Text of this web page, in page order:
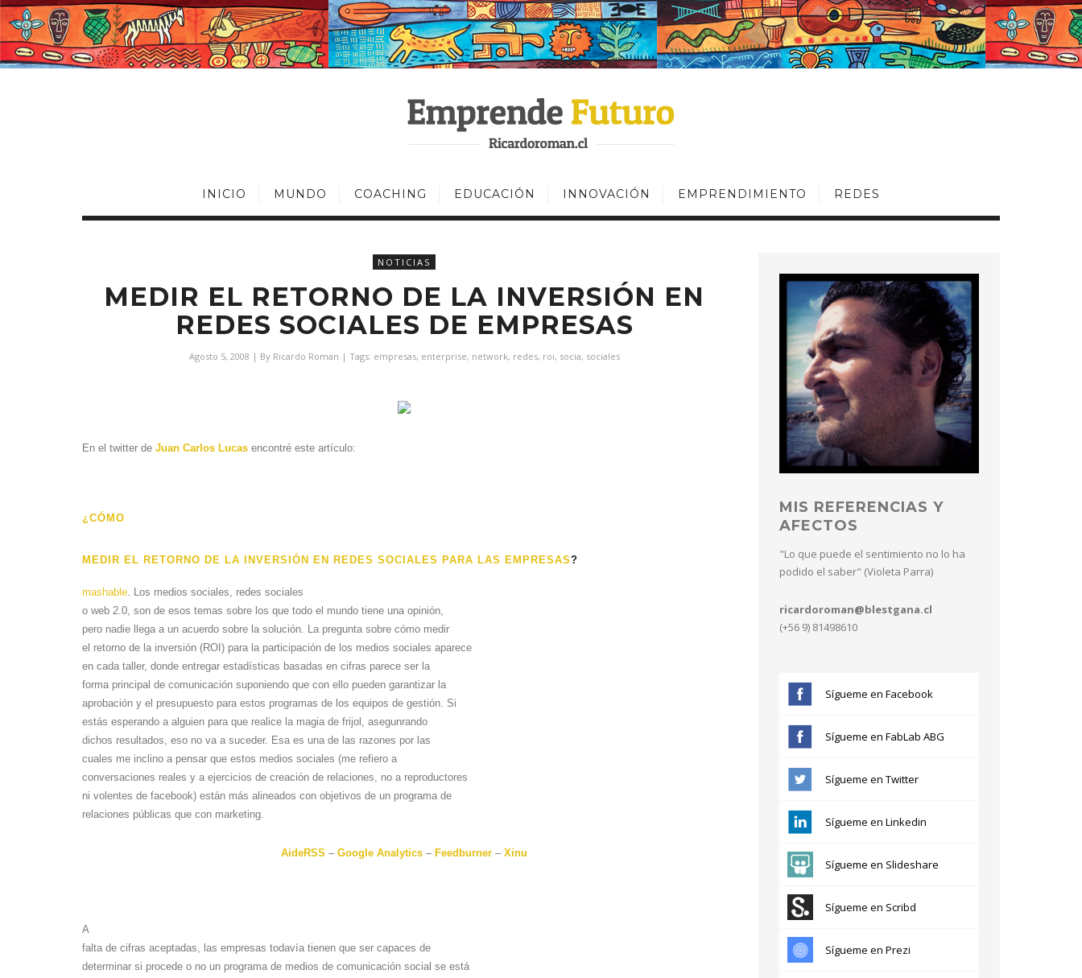
INICIO MUNDO COACHING EDUCACIÓN INNOVACIÓN EMPRENDIMIENTO REDES
NOTICIAS
MEDIR EL RETORNO DE LA INVERSIÓN EN
REDES SOCIALES DE EMPRESAS
Agosto 5, 2008 | By Ricardo Roman | Tags: empresas, enterprise, network, redes, roi, socia, sociales
En el twitter de Juan Carlos Lucas encontré este artículo:
¿CÓMO
MEDIR EL RETORNO DE LA INVERSIÓN EN REDES SOCIALES PARA LAS EMPRESAS?
mashable. Los medios sociales, redes sociales
o web 2.0, son de esos temas sobre los que todo el mundo tiene una opinión,
pero nadie llega a un acuerdo sobre la solución. La pregunta sobre cómo medir
el retorno de la inversión (ROI) para la participación de los medios sociales aparece
en cada taller, donde entregar estadísticas basadas en cifras parece ser la
forma principal de comunicación suponiendo que con ello pueden garantizar la
aprobación y el presupuesto para estos programas de los equipos de gestión. Si
estás esperando a alguien para que realice la magia de frijol, asegunrando
dichos resultados, eso no va a suceder. Esa es una de las razones por las
cuales me inclino a pensar que estos medios sociales (me refiero a
conversaciones reales y a ejercicios de creación de relaciones, no a reproductores
ni volentes de facebook) están más alineados con objetivos de un programa de
relaciones públicas que con marketing.
AideRSS – Google Analytics – Feedburner – Xinu
A
falta de cifras aceptadas, las empresas todavía tienen que ser capaces de
determinar si procede o no un programa de medios de comunicación social se está
MIS REFERENCIAS Y
AFECTOS
"Lo que puede el sentimiento no lo ha
podido el saber" (Violeta Parra)
ricardoroman@blestgana.cl
(+56 9) 81498610
Sígueme en Facebook
Sígueme en FabLab ABG
Sígueme en Twitter
Sígueme en Linkedin
Sígueme en Slideshare
Sígueme en Scribd
Sígueme en Prezi